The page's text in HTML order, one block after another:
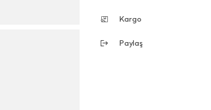
Kargo
Paylaş